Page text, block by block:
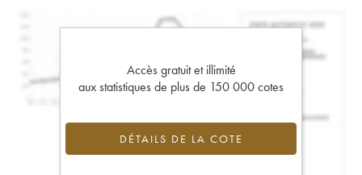
Accès gratuit et illimité
aux statistiques de plus de 150 000 cotes
DÉTAILS DE LA COTE